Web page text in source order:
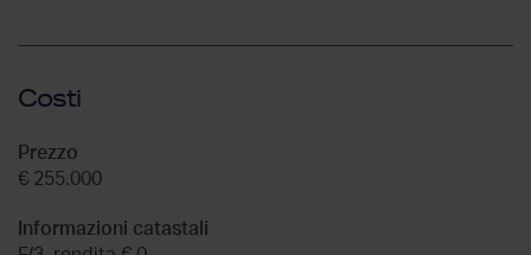
Costi
Prezzo
€ 255.000
Informazioni catastali